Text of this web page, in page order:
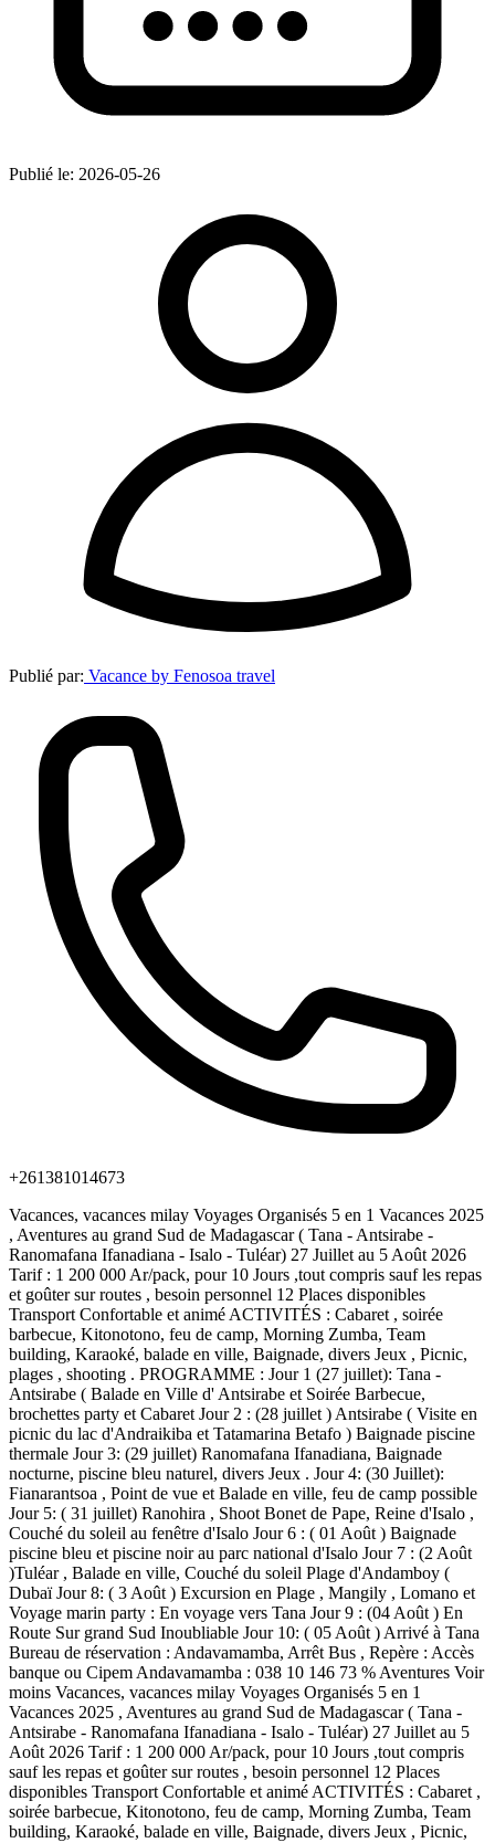
Publié le: 2026-05-26
Publié par: Vacance by Fenosoa travel
+261381014673
Vacances, vacances milay Voyages Organisés 5 en 1 Vacances 2025
, Aventures au grand Sud de Madagascar ( Tana - Antsirabe -
Ranomafana Ifanadiana - Isalo - Tuléar) 27 Juillet au 5 Août 2026
Tarif : 1 200 000 Ar/pack, pour 10 Jours ,tout compris sauf les repas
et goûter sur routes , besoin personnel 12 Places disponibles
Transport Confortable et animé ACTIVITÉS : Cabaret , soirée
barbecue, Kitonotono, feu de camp, Morning Zumba, Team
building, Karaoké, balade en ville, Baignade, divers Jeux , Picnic,
plages , shooting . PROGRAMME : Jour 1 (27 juillet): Tana -
Antsirabe ( Balade en Ville d' Antsirabe et Soirée Barbecue,
brochettes party et Cabaret Jour 2 : (28 juillet ) Antsirabe ( Visite en
picnic du lac d'Andraikiba et Tatamarina Betafo ) Baignade piscine
thermale Jour 3: (29 juillet) Ranomafana Ifanadiana, Baignade
nocturne, piscine bleu naturel, divers Jeux . Jour 4: (30 Juillet):
Fianarantsoa , Point de vue et Balade en ville, feu de camp possible
Jour 5: ( 31 juillet) Ranohira , Shoot Bonet de Pape, Reine d'Isalo ,
Couché du soleil au fenêtre d'Isalo Jour 6 : ( 01 Août ) Baignade
piscine bleu et piscine noir au parc national d'Isalo Jour 7 : (2 Août
)Tuléar , Balade en ville, Couché du soleil Plage d'Andamboy (
Dubaï Jour 8: ( 3 Août ) Excursion en Plage , Mangily , Lomano et
Voyage marin party : En voyage vers Tana Jour 9 : (04 Août ) En
Route Sur grand Sud Inoubliable Jour 10: ( 05 Août ) Arrivé à Tana
Bureau de réservation : Andavamamba, Arrêt Bus , Repère : Accès
banque ou Cipem Andavamamba : 038 10 146 73 % Aventures Voir
moins Vacances, vacances milay Voyages Organisés 5 en 1
Vacances 2025 , Aventures au grand Sud de Madagascar ( Tana -
Antsirabe - Ranomafana Ifanadiana - Isalo - Tuléar) 27 Juillet au 5
Août 2026 Tarif : 1 200 000 Ar/pack, pour 10 Jours ,tout compris
sauf les repas et goûter sur routes , besoin personnel 12 Places
disponibles Transport Confortable et animé ACTIVITÉS : Cabaret ,
soirée barbecue, Kitonotono, feu de camp, Morning Zumba, Team
building, Karaoké, balade en ville, Baignade, divers Jeux , Picnic,